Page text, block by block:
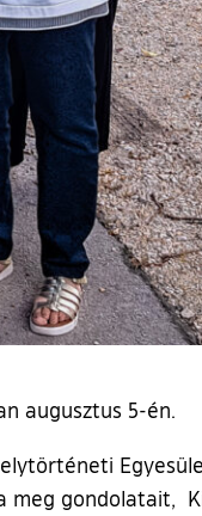
augusztus 5-én.
gondolatait,